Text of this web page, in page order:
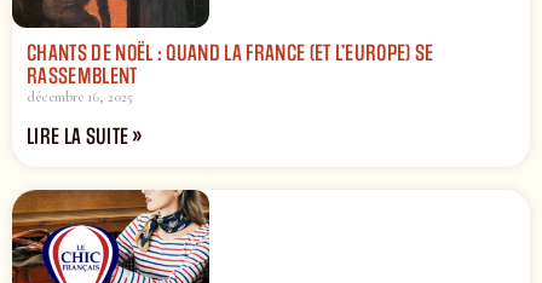
CHANTS DE NOËL : QUAND LA FRANCE (ET L’EUROPE) SE
RASSEMBLENT
décembre 16, 2025
LIRE LA SUITE »